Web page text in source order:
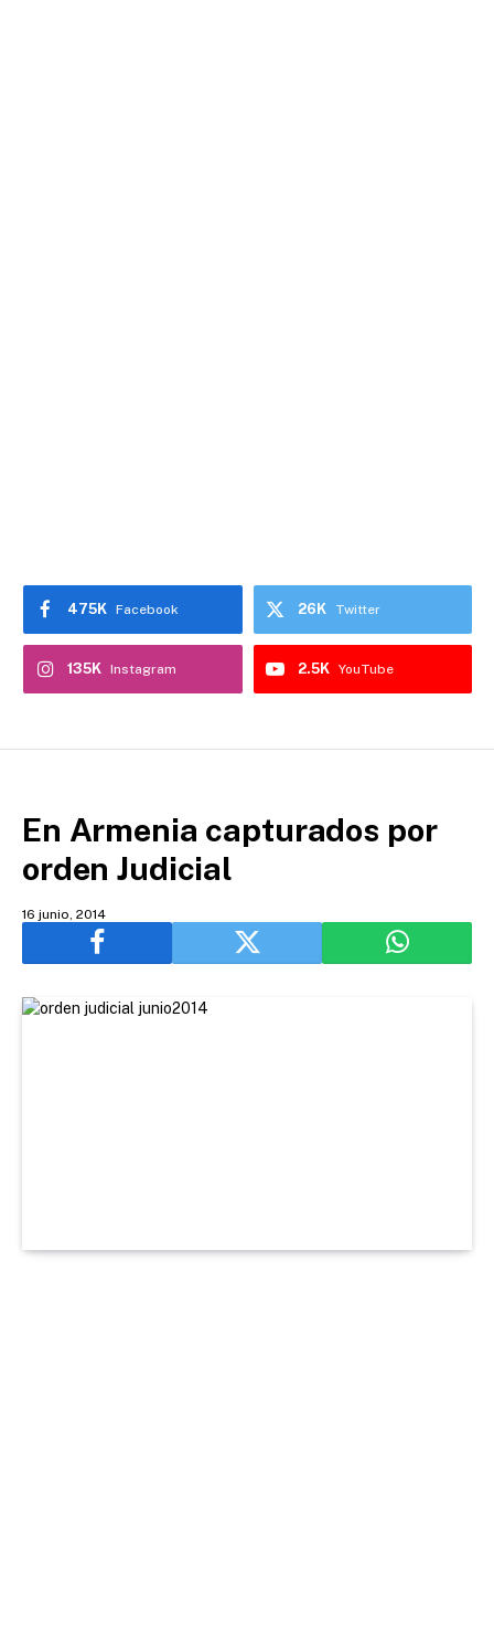
Facebook
475K Twitter
26K
Instagram
135K YouTube
2.5K
En Armenia capturados por
orden Judicial
16 junio, 2014